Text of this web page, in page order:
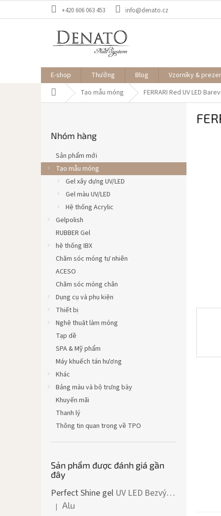
+420 606 063 453 info@denato.cz
E-shop Thưởng Blog
Vzorníky &
Trang
chủ
Tạo mẫu móng FERRARI Red UV LED
b
ê
qua
mục
Nhóm hàng
Sản phẩm mới
Tạo mẫu móng
Gel xây dựng UV/LED
Gel màu UV/LED
Hệ thống Acrylic
Gelpolish
RUBBER Gel
hệ thống IBX
Chăm sóc móng tự nhiên
ACESO
Chăm sóc móng chân
Dụng cụ và phụ kiện
Thiết bị
Nghệ thuật làm móng
Tạp dề
SPA & Mỹ phẩm
Máy khuếch tán hương
Khác
Bảng màu và bộ trưng bày
Khuyến mãi
Thanh lý
Thông tin quan trọng về TPO
Sản phẩm được đánh giá gần
đây
Perfect Shine gel UV LED Bezvýpotkový lesk
Đánh giá sản phẩm là 5 trên 5 sao.
| Alu